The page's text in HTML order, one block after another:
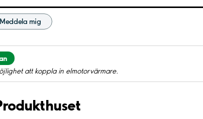
Meddela mig
att koppla in elmotorvärmare.